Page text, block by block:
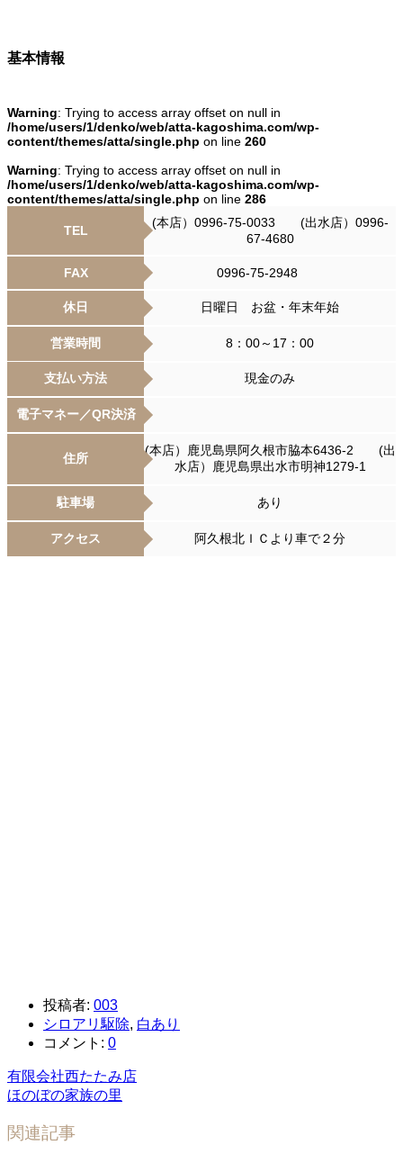
基本情報
Warning: Trying to access array offset on null in
/home/users/1/denko/web/atta-kagoshima.com/wp-
content/themes/atta/single.php on line 260
Warning: Trying to access array offset on null in
/home/users/1/denko/web/atta-kagoshima.com/wp-
content/themes/atta/single.php on line 286
TEL
(本店）0996-75-0033 (出水店）0996-
67-4680
FAX 0996-75-2948
休日 日曜日 お盆・年末年始
営業時間 8：00～17：00
支払い方法 現金のみ
電子マネー／QR決済
住所
(本店）鹿児島県阿久根市脇本6436-2 (出
水店）鹿児島県出水市明神1279-1
駐車場 あり
アクセス 阿久根北ＩＣより車で２分
投稿者: 003
シロアリ駆除, 白あり
コメント: 0
有限会社西たたみ店
ほのぼの家族の里
関連記事